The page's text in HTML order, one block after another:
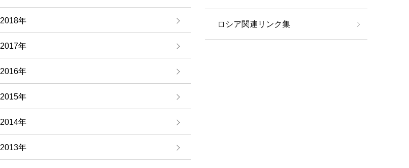
2018年
2017年
2016年
2015年
2014年
2013年
ロシア関連リンク集